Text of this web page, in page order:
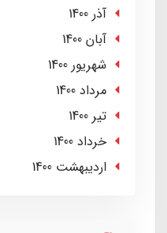
آذر 1400
آبان 1400
شهریور 1400
مرداد 1400
تير 1400
خرداد 1400
ارديبهشت 1400